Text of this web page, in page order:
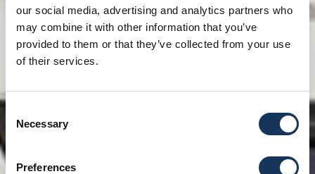
our social media, advertising and analytics partners who
may combine it with other information that you’ve
provided to them or that they’ve collected from your use
of their services.
Selection
Necessary
Preferences